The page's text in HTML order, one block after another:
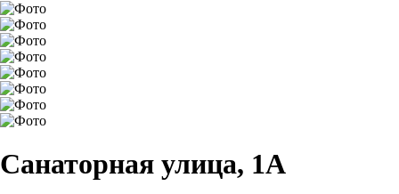
Санаторная улица, 1А